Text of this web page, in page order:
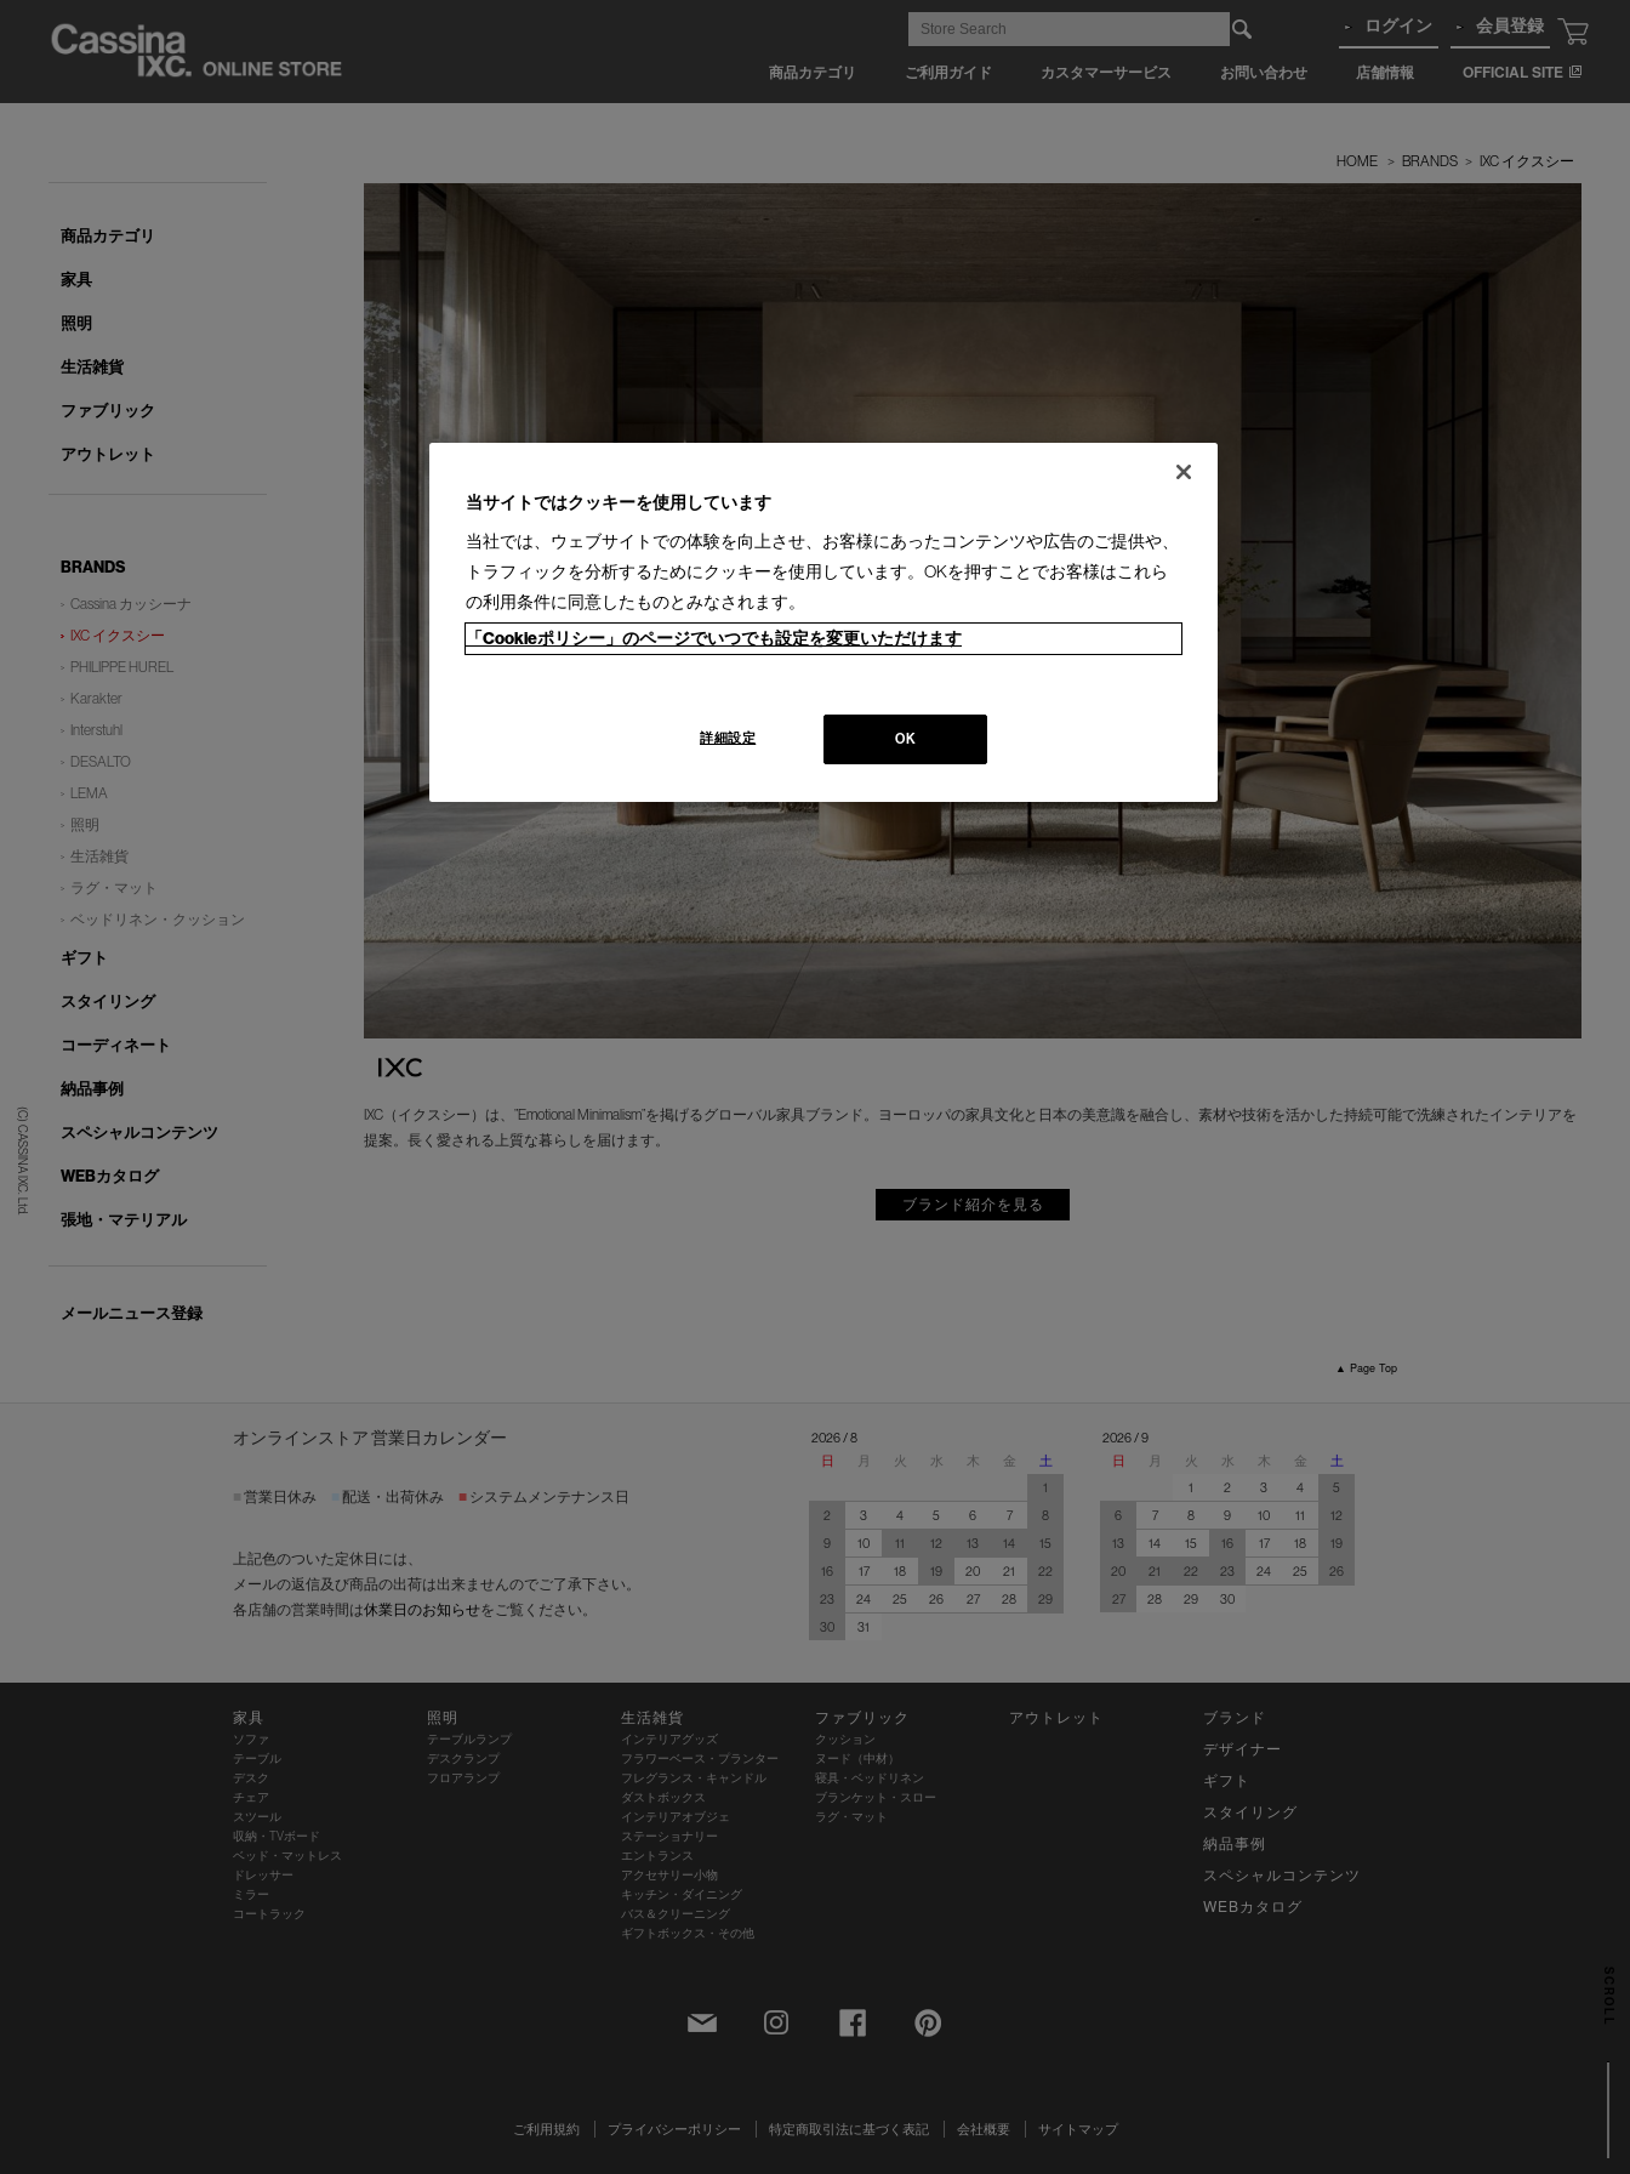
商品カテゴリ ご利用ガイド カスタマーサービス お問い合わせ 店舗情報 OFFICIAL SITE
ログイン 会員登録
(C) CASSINA IXC. Ltd.
SCROLL
HOME > BRANDS > IXC イクスシー
IXC（イクスシー）は、”Emotional Minimalism”を掲げるグローバル家具ブランド。ヨーロッパの家具文化と日本の美意識を融合し、素材や技術を活かした持続可能で洗練されたインテリアを
提案。長く愛される上質な暮らしを届けます。
ブランド紹介を見る
商品カテゴリ
家具
照明
生活雑貨
ファブリック
アウトレット
BRANDS
Cassina カッシーナ
IXC イクスシー
PHILIPPE HUREL
Karakter
Interstuhl
DESALTO
LEMA
照明
生活雑貨
ラグ・マット
ベッドリネン・クッション
ギフト
スタイリング
コーディネート
納品事例
スペシャルコンテンツ
WEBカタログ
張地・マテリアル
メールニュース登録
▲ Page Top
オンラインストア 営業日カレンダー
営業日休み 配送・出荷休み ■ システムメンテナンス日
上記色のついた定休日には、
メールの返信及び商品の出荷は出来ませんのでご了承下さい。
各店舗の営業時間は休業日のお知らせをご覧ください。
2026 / 8
日
月 火 水 木 金
土
1
2
3 4 5 6 7
8
9
10 11 12 13 14
15
16
17 18 19 20 21
22
23
24 25 26 27 28
29
30
31
2026 / 9
日
月 火 水 木 金
土
1
2 3 4
5
6
7 8 9 10 11
12
13
14 15 16 17 18
19
20
21 22 23 24 25
26
27
28 29 30
家具
ソファ
テーブル
デスク
チェア
スツール
収納・TVボード
ベッド・マットレス
ドレッサー
ミラー
コートラック
照明
テーブルランプ
デスクランプ
フロアランプ
生活雑貨
インテリアグッズ
フラワーベース・プランター
フレグランス・キャンドル
ダストボックス
インテリアオブジェ
ステーショナリー
エントランス
アクセサリー小物
キッチン・ダイニング
バス＆クリーニング
ギフトボックス・その他
ファブリック
クッション
ヌード（中材）
寝具・ベッドリネン
ブランケット・スロー
ラグ・マット
アウトレット
ブランド
デザイナー
ギフト
スタイリング
納品事例
スペシャルコンテンツ
WEBカタログ
ご利用規約 プライバシーポリシー 特定商取引法に基づく表記 会社概要 サイトマップ
当サイトではクッキーを使用しています
当社では、ウェブサイトでの体験を向上させ、お客様にあったコンテンツや広告のご提供や、
トラフィックを分析するためにクッキーを使用しています。OKを押すことでお客様はこれら
の利用条件に同意したものとみなされます。
「Cookieポリシー」のページでいつでも設定を変更いただけます
OK
詳細設定